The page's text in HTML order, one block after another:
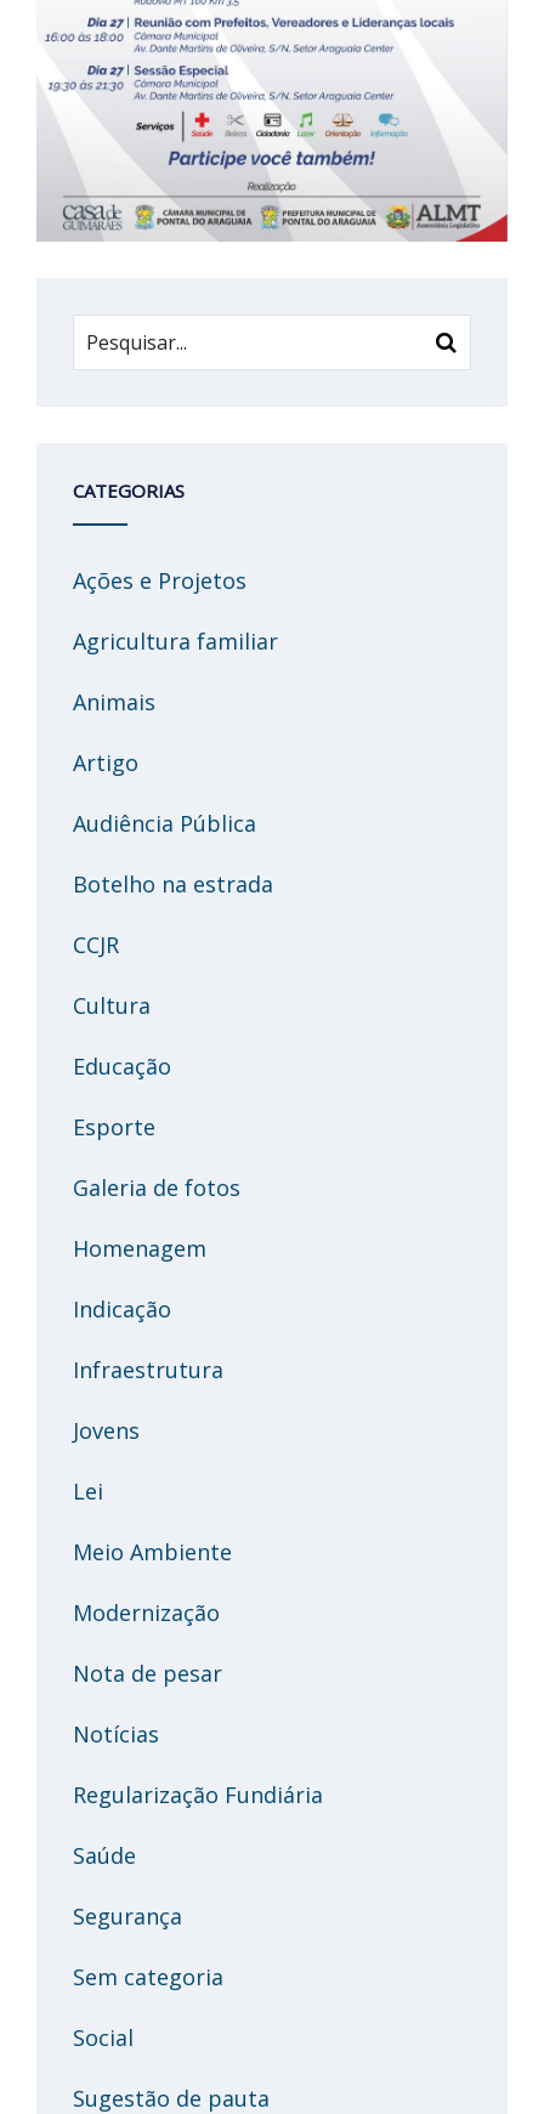
CATEGORIAS
Ações e Projetos
Agricultura familiar
Animais
Artigo
Audiência Pública
Botelho na estrada
CCJR
Cultura
Educação
Esporte
Galeria de fotos
Homenagem
Indicação
Infraestrutura
Jovens
Lei
Meio Ambiente
Modernização
Nota de pesar
Notícias
Regularização Fundiária
Saúde
Segurança
Sem categoria
Social
Sugestão de pauta